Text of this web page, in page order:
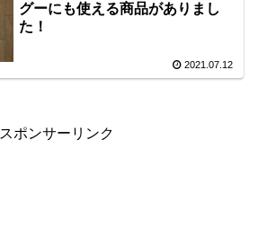
グーにも使える商品がありまし
た！
2021.07.12
スポンサーリンク